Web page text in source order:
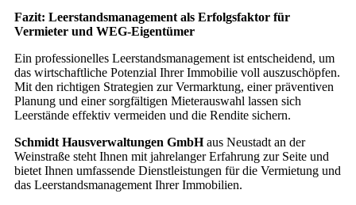
Fazit: Leerstandsmanagement als Erfolgsfaktor für
Vermieter und WEG-Eigentümer
Ein professionelles Leerstandsmanagement ist entscheidend, um
das wirtschaftliche Potenzial Ihrer Immobilie voll auszuschöpfen.
Mit den richtigen Strategien zur Vermarktung, einer präventiven
Planung und einer sorgfältigen Mieterauswahl lassen sich
Leerstände effektiv vermeiden und die Rendite sichern.
Schmidt Hausverwaltungen GmbHaus Neustadt an der
Weinstraße steht Ihnen mit jahrelanger Erfahrung zur Seite und
bietet Ihnen umfassende Dienstleistungen für die Vermietung und
das Leerstandsmanagement Ihrer Immobilien.